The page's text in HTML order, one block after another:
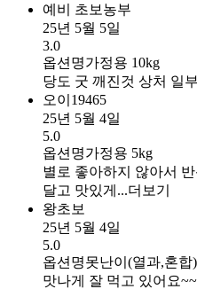
예비 초보농부
25년 5월 5일
3.0
옵션명가정용 10kg
당도 굿 깨진것 상처 일
오이19465
25년 5월 4일
5.0
옵션명가정용 5kg
별로 좋아하지 않아서
달고 맛있게...더보기
왕초보
25년 5월 4일
5.0
옵션명못난이(열과,혼합
맛나게 잘 먹고 있어요